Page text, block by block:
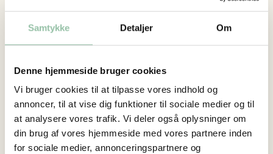
Samtykke Detaljer Om
Denne hjemmeside bruger cookies
Vi bruger cookies til at tilpasse vores indhold og
annoncer, til at vise dig funktioner til sociale medier og til
at analysere vores trafik. Vi deler også oplysninger om
din brug af vores hjemmeside med vores partnere inden
for sociale medier, annonceringspartnere og
Generelle spørgsmål
Har du generelle spørgsmål til Åbent Landbrug, er
påaabentlandbrug@lf.dk.
Pressehenvendelser
Spørgsmål af presserelateret karakter kan rettes til
pressetelefonen på+45 3339 4520eller via mail
påpresse@lf.dk.